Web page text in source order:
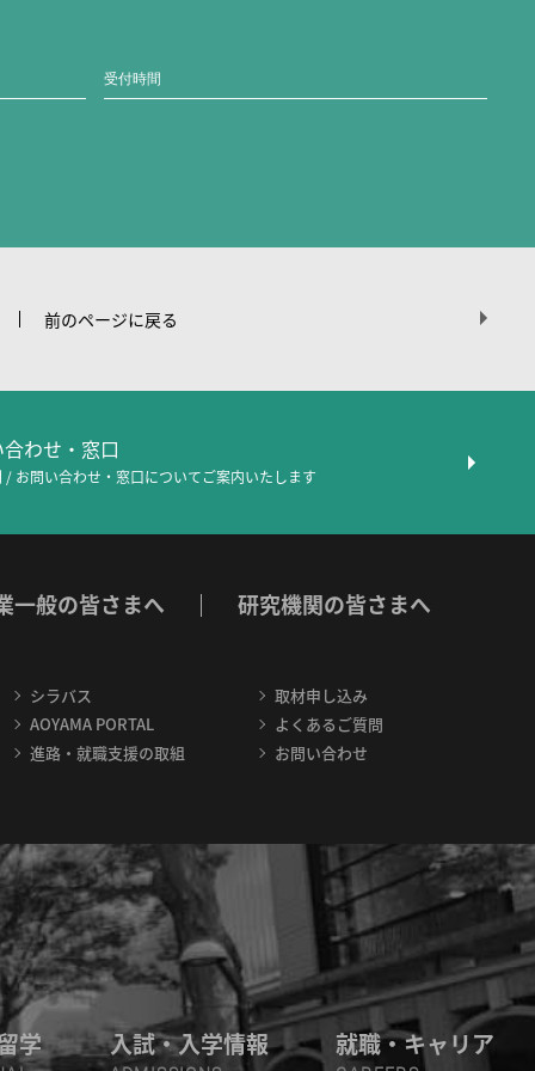
受付時間
前のページに戻る
わせ・窓口
お問い合わせ・窓口についてご案内いたします
一般の皆さまへ 研究機関の皆さまへ
シラバス
AOYAMA PORTAL
進路・就職支援の取組
取材申し込み
よくあるご質問
お問い合わせ
学 入試・入学情報 就職・キャリア